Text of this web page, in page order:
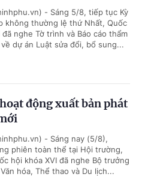
- Sáng 5/8, tiếp tục Kỳ
không thường lệ thứ Nhất, Quốc
đã nghe Tờ trình và Báo cáo thẩm
dự án Luật sửa đổi, bổ sung...
động xuất bản phát
- Sáng nay (5/8),
phiên toàn thể tại Hội trường,
hội khóa XVI đã nghe Bộ trưởng
hóa, Thể thao và Du lịch...